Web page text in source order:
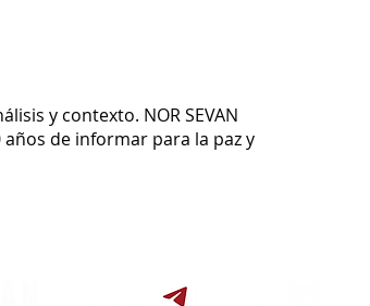
y contexto. NOR SEVAN
de informar para la paz y